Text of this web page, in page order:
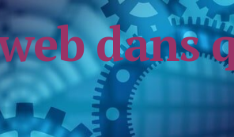
dans